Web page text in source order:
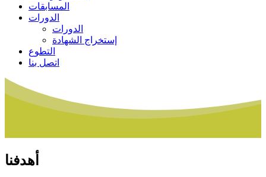
المسابقات
الدورات
الدورات
إستخراج الشهادة
التطوع
اتصل بنا
أهدفنا